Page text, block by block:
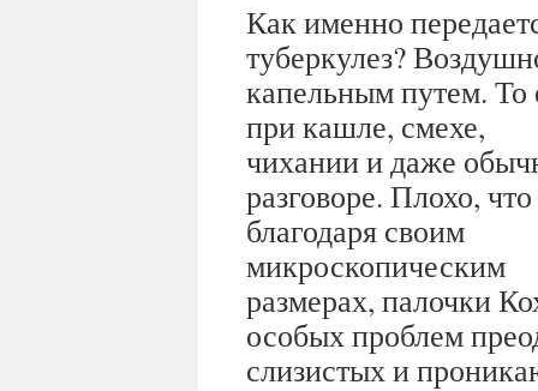
Как именно
туберкулез?
капельным путем. То
при кашле, смехе,
чихании и даже
разговоре. Плохо, что
благодаря своим
микроскопическим
размерах, палочки
особых проблем
слизистых и